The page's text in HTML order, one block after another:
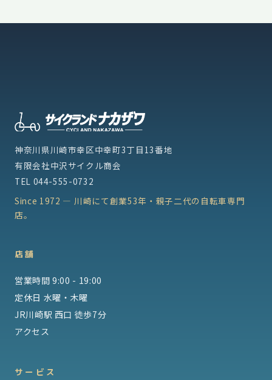
神奈川県川崎市幸区中幸町3丁目13番地
有限会社中沢サイクル商会
TEL 044-555-0732
Since 1972 — 川崎にて創業53年・親子二代の自転車専門
店。
店舗
営業時間 9:00 - 19:00
定休日 水曜・木曜
JR川崎駅 西口 徒歩7分
アクセス
サービス